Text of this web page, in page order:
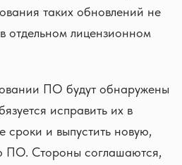
таких обновлений не
отдельном лицензионном
ПО будут обнаружены
исправить их в
сроки и выпустить новую,
ПО. Стороны соглашаются,